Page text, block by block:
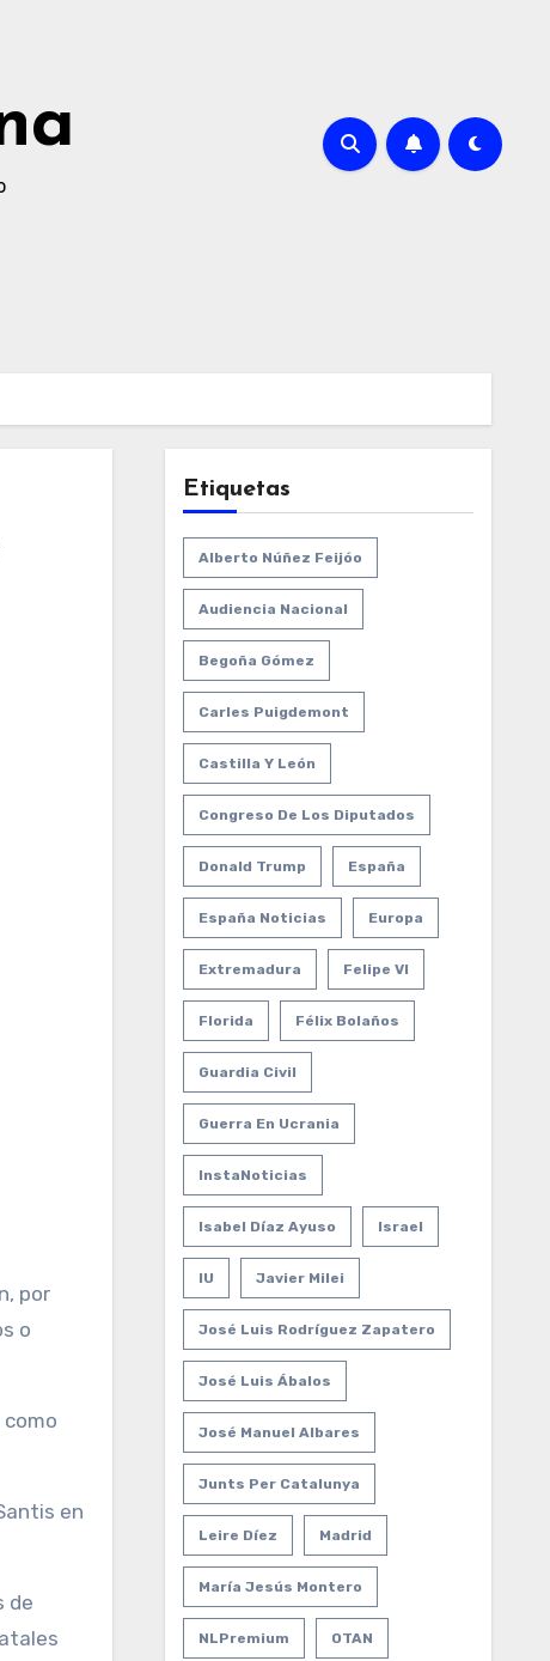
o
en
de
Etiquetas
Alberto Núñez Feijóo
Audiencia Nacional
Begoña Gómez
Carles Puigdemont
Castilla Y León
Congreso De Los Diputados
Donald Trump España
España Noticias Europa
Extremadura Felipe VI
Florida Félix Bolaños
Guardia Civil
Guerra En Ucrania
InstaNoticias
Isabel Díaz Ayuso Israel
IU Javier Milei
José Luis Rodríguez Zapatero
José Luis Ábalos
José Manuel Albares
Junts Per Catalunya
Leire Díez Madrid
María Jesús Montero
NLPremium OTAN